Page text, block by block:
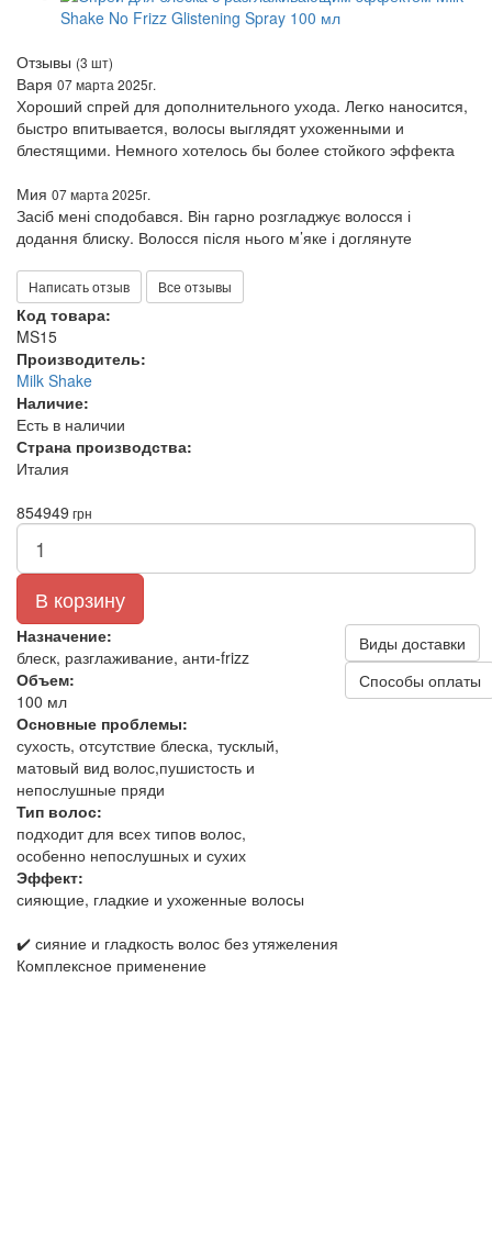
Отзывы (3 шт)
Варя 07 марта 2025г.
Хороший спрей для дополнительного ухода. Легко наносится,
быстро впитывается, волосы выглядят ухоженными и
блестящими. Немного хотелось бы более стойкого эффекта
Мия 07 марта 2025г.
Засіб мені сподобався. Він гарно розгладжує волосся і
додання блиску. Волосся після нього м’яке і доглянуте
Написать отзыв Все отзывы
Код товара:
MS15
Производитель:
Milk Shake
Наличие:
Есть в наличии
Страна производства:
Италия
854949 грн
В корзину
Назначение:
блеск, разглаживание, анти‑frizz
Объем:
100 мл
Основные проблемы:
сухость, отсутствие блеска, тусклый,
матовый вид волос,пушистость и
непослушные пряди
Тип волос:
подходит для всех типов волос,
особенно непослушных и сухих
Эффект:
сияющие, гладкие и ухоженные волосы
Виды доставки
Способы оплаты
✔️ сияние и гладкость волос без утяжеления
Комплексное применение